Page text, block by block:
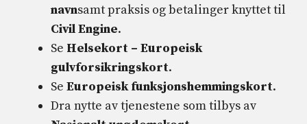
navnsamt praksis og betalinger knyttet til
Civil Engine.
Se Helsekort – Europeisk
gulvforsikringskort.
Se Europeisk funksjonshemmingskort.
Dra nytte av tjenestene som tilbys av